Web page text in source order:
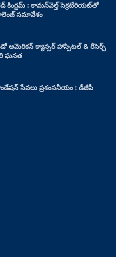
కింగ్డమ్ : కామన్‌వెల్త్ సెక్రటేరియట్‌తో
సమావేశం
అమెరికన్ క్యాన్సర్ హాస్పిటల్ & రీసెర్చ్
ఘనత
సేవలు ప్రశంసనీయం : డీజీపీ